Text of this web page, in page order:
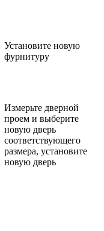
Установите новую
фурнитуру
Измерьте дверной
проем и выберите
новую дверь
соответствующего
размера, установите
новую дверь